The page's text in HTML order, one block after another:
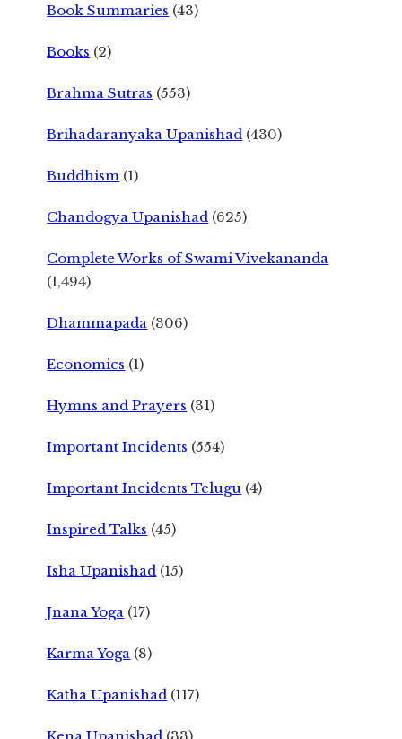
Book Summaries (43)
Books (2)
Brahma Sutras (553)
Brihadaranyaka Upanishad (430)
Buddhism (1)
Chandogya Upanishad (625)
Complete Works of Swami Vivekananda
(1,494)
Dhammapada (306)
Economics (1)
Hymns and Prayers (31)
Important Incidents (554)
Important Incidents Telugu (4)
Inspired Talks (45)
Isha Upanishad (15)
Jnana Yoga (17)
Karma Yoga (8)
Katha Upanishad (117)
Kena Upanishad (33)